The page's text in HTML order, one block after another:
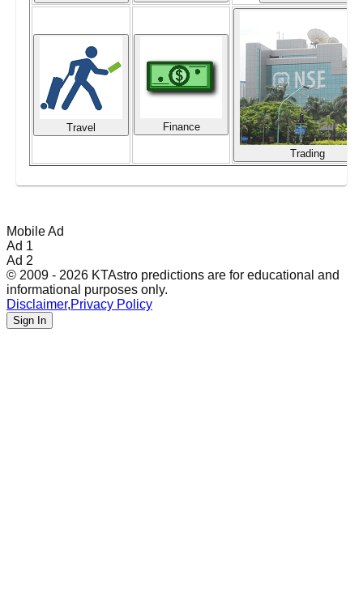
Travel Finance
Trading
Mobile Ad
Ad 1
Ad 2
© 2009 - 2026 KTAstro predictions are for educational and
informational purposes only.
Disclaimer,Privacy Policy
Sign In